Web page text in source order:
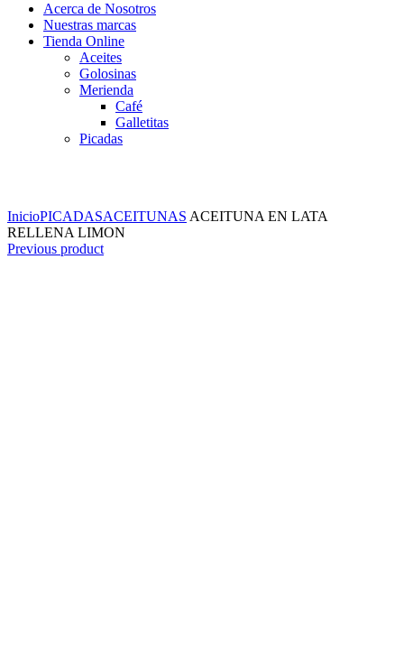
Acerca de Nosotros
Nuestras marcas
Tienda Online
Aceites
Golosinas
Merienda
Café
Galletitas
Picadas
InicioPICADASACEITUNAS ACEITUNA EN LATA
RELLENA LIMON
Previous product